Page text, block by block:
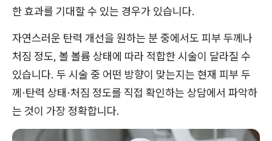
한 효과를 기대할 수 있는 경우가 있습니다.
자연스러운 탄력 개선을 원하는 분 중에서도 피부 두께나
처짐 정도, 볼 볼륨 상태에 따라 적합한 시술이 달라질 수
있습니다. 두 시술 중 어떤 방향이 맞는지는 현재 피부 두
께·탄력 상태·처짐 정도를 직접 확인하는 상담에서 파악하
는 것이 가장 정확합니다.